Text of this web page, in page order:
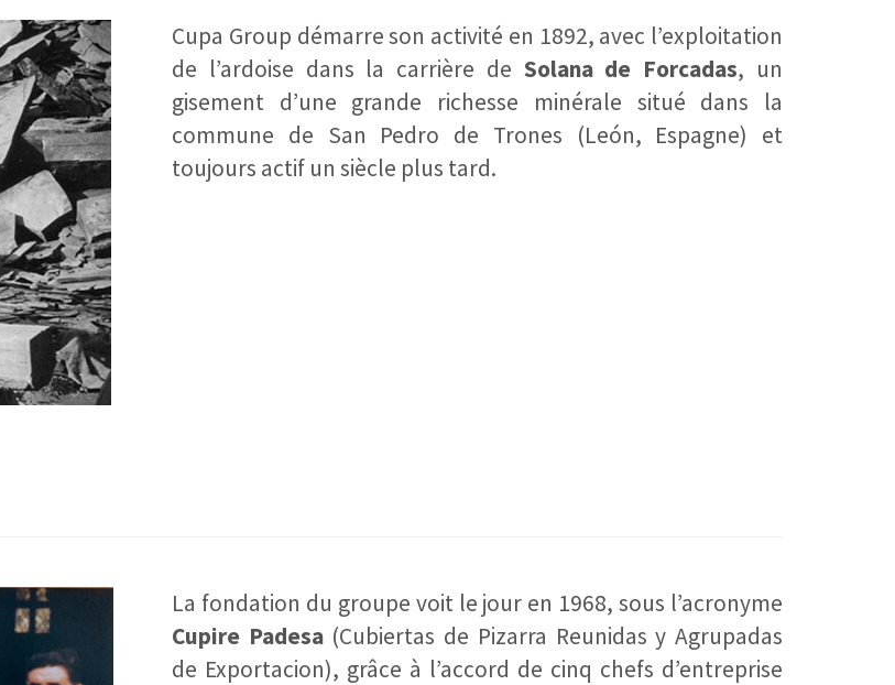
Cupa Group démarre son activité en 1892, avec l’exploitation
de l’ardoise dans la carrière de Solana de Forcadas, un
gisement d’une grande richesse minérale situé dans la
commune de San Pedro de Trones (León, Espagne) et
toujours actif un siècle plus tard.
La fondation du groupe voit le jour en 1968, sous l’acronyme
Cupire Padesa(Cubiertas de Pizarra Reunidas y Agrupadas
de Exportacion), grâce à l’accord de cinq chefs d’entreprise